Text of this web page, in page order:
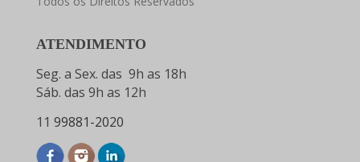
ATENDIMENTO
Seg. a Sex. das 9h as 18h
Sáb. das 9h as 12h
11 99881-2020